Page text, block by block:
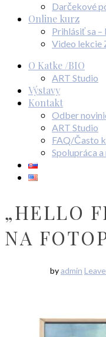
Darčekové
Online kurz
Prihlásiť sa
Video lekcie
O Katke /BIO
ART Studio
Výstavy
Kontakt
Odber
ART Studio
FAQ/Často
Spolupráca
„HELLO
NA
byadmin